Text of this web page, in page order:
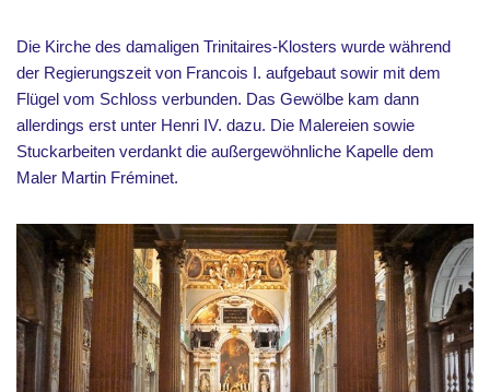
Die Kirche des damaligen Trinitaires-Klosters wurde während
der Regierungszeit von Francois I. aufgebaut sowir mit dem
Flügel vom Schloss verbunden. Das Gewölbe kam dann
allerdings erst unter Henri IV. dazu. Die Malereien sowie
Stuckarbeiten verdankt die außergewöhnliche Kapelle dem
Maler Martin Fréminet.